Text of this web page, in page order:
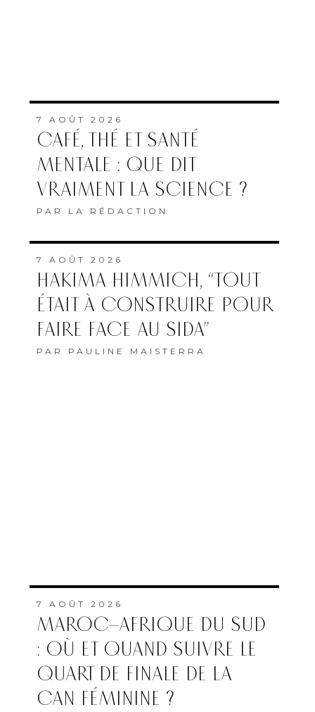
7 AOÛT 2026
CAFÉ, THÉ ET SANTÉ
MENTALE : QUE DIT
VRAIMENT LA SCIENCE ?
PAR LA RÉDACTION
7 AOÛT 2026
HAKIMA HIMMICH, “TOUT
ÉTAIT À CONSTRUIRE POUR
FAIRE FACE AU SIDA”
PAR PAULINE MAISTERRA
7 AOÛT 2026
MAROC–AFRIQUE DU SUD
: OÙ ET QUAND SUIVRE LE
QUART DE FINALE DE LA
CAN FÉMININE ?